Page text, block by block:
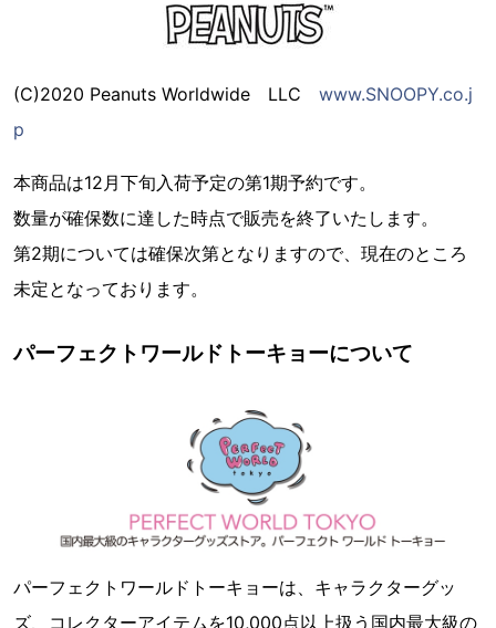
(C)2020 Peanuts Worldwide LLC www.SNOOPY.co.j
p
本商品は12月下旬入荷予定の第1期予約です。
数量が確保数に達した時点で販売を終了いたします。
第2期については確保次第となりますので、現在のところ
未定となっております。
パーフェクトワールドトーキョーについて
パーフェクトワールドトーキョーは、キャラクターグッ
ズ、コレクターアイテムを10,000点以上扱う国内最大級の